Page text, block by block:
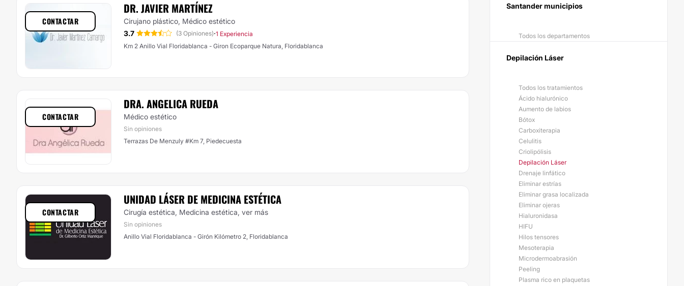
DR. JAVIER MARTÍNEZ
Cirujano plástico, Médico estético
3.7
(3 Opiniones)·1 Experiencia
Km 2 Anillo Vial Floridablanca - Giron Ecoparque Natura, Floridablanca
CONTACTAR
DRA. ANGELICA RUEDA
Médico estético
Sin opiniones
Terrazas De Menzuly #Km 7, Piedecuesta
CONTACTAR
UNIDAD LÁSER DE MEDICINA ESTÉTICA
Cirugía estética, Medicina estética, ver más
Sin opiniones
Anillo Vial Floridablanca - Girón Kilómetro 2, Floridablanca
CONTACTAR
Santander municipios
Todos los departamentos
Depilación Láser
Todos los tratamientos
Ácido hialurónico
Aumento de labios
Bótox
Carboxiterapia
Celulitis
Criolipólisis
Depilación Láser
Drenaje linfático
Eliminar estrías
Eliminar grasa localizada
Eliminar ojeras
Hialuronidasa
HIFU
Hilos tensores
Mesoterapia
Microdermoabrasión
Peeling
Plasma rico en plaquetas